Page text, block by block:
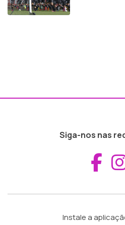
Siga-nos nas
Instale a